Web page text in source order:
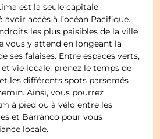
est la seule capitale
avoir accès à l’océan Pacifique.
les plus paisibles de la ville
vous y attend en longeant la
ses falaises. Entre espaces verts,
vie locale, prenez le temps de
les différents spots parsemés
Ainsi, vous pourrez
à pied ou à vélo entre les
et Barranco pour vous
locale.